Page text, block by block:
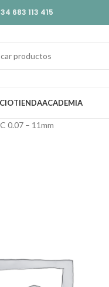
683 113 415
TIENDAACADEMIA
0.07 – 11mm